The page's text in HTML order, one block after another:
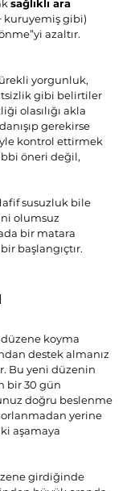
sağlıklı ara
kuruyemiş gibi)
azaltır.
yorgunluk,
gibi belirtiler
olasılığı akla
gerekirse
kontrol ettirmek
öneri değil,
susuzluk bile
olumsuz
bir matara
başlangıçtır.
koyma
destek almanız
Bu yeni düzenin
bir 30 gün
doğru beslenme
yerine
aşamaya
girdiğinde